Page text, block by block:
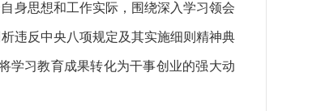
身思想和工作实际，围绕深入学习领会
违反中央八项规定及其实施细则精神典
学习教育成果转化为干事创业的强大动